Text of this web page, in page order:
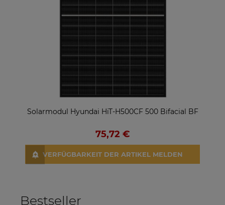
Solarmodul Hyundai HiT-H500CF 500 Bifacial BF
75,72 €
VERFÜGBARKEIT DER ARTIKEL MELDEN
Bestseller